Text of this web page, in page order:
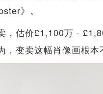
》。
，估价£1,100万 -
变卖这幅肖像画根本